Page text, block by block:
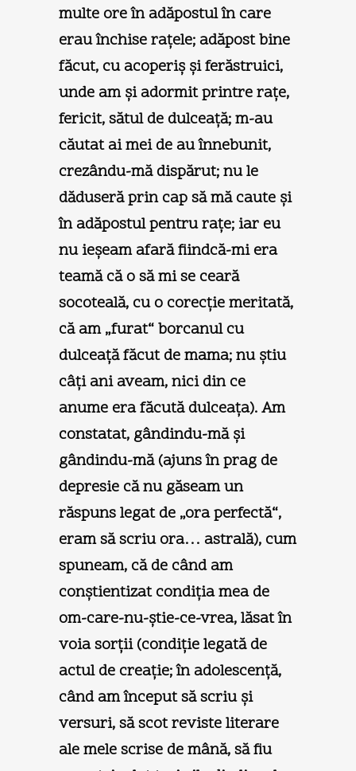
multe ore în adăpostul în care
erau închise raţele; adăpost bine
făcut, cu acoperiş şi ferăstruici,
unde am şi adormit printre raţe,
fericit, sătul de dulceaţă; m-au
căutat ai mei de au înnebunit,
crezându-mă dispărut; nu le
dăduseră prin cap să mă caute şi
în adăpostul pentru raţe; iar eu
nu ieşeam afară fiindcă-mi era
teamă că o să mi se ceară
socoteală, cu o corecţie meritată,
că am „furat“ borcanul cu
dulceaţă făcut de mama; nu ştiu
câţi ani aveam, nici din ce
anume era făcută dulceaţa). Am
constatat, gândindu-mă şi
gândindu-mă (ajuns în prag de
depresie că nu găseam un
răspuns legat de „ora perfectă“,
eram să scriu ora… astrală), cum
spuneam, că de când am
conştientizat condiţia mea de
om-care-nu-ştie-ce-vrea, lăsat în
voia sorţii (condiţie legată de
actul de creaţie; în adolescenţă,
când am început să scriu şi
versuri, să scot reviste literare
ale mele scrise de mână, să fiu